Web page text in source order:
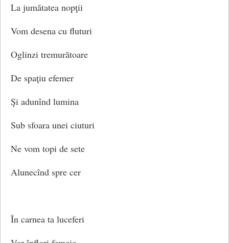
La jumătatea nopţii
Vom desena cu fluturi
Oglinzi tremurătoare
De spaţiu efemer
Şi adunînd lumina
Sub sfoara unei ciuturi
Ne vom topi de sete
Alunecînd spre cer
În carnea ta luceferi